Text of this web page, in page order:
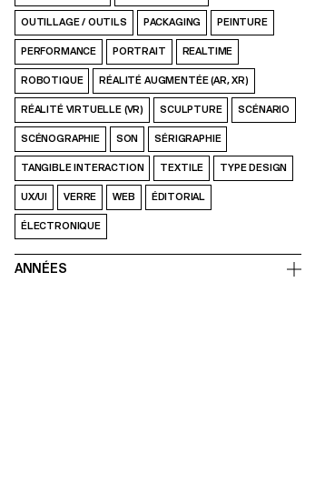
OUTILLAGE / OUTILS PACKAGING PEINTURE
PERFORMANCE PORTRAIT REALTIME
ROBOTIQUE RÉALITÉ AUGMENTÉE (AR, XR)
RÉALITÉ VIRTUELLE (VR) SCULPTURE SCÉNARIO
SCÉNOGRAPHIE SON SÉRIGRAPHIE
TANGIBLE INTERACTION TEXTILE TYPE DESIGN
UX/UI VERRE WEB ÉDITORIAL
ÉLECTRONIQUE
ANNÉES